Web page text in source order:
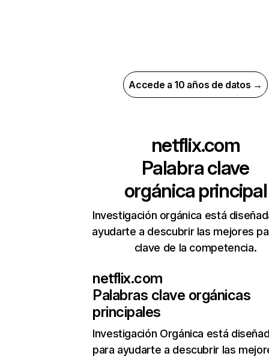
Accede a 10 años de datos →
netflix.com
Palabra clave
orgánica principal
Investigación orgánica está
ayudarte a descubrir las mejores
clave de la competencia.
netflix.com
Palabras clave orgánicas
principales
Investigación Orgánica está
para ayudarte a descubrir las